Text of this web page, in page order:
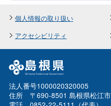
個人情報の取り扱い
アクセシビリティ
法人番号1000020320005
住所 〒690-8501 島根県松江